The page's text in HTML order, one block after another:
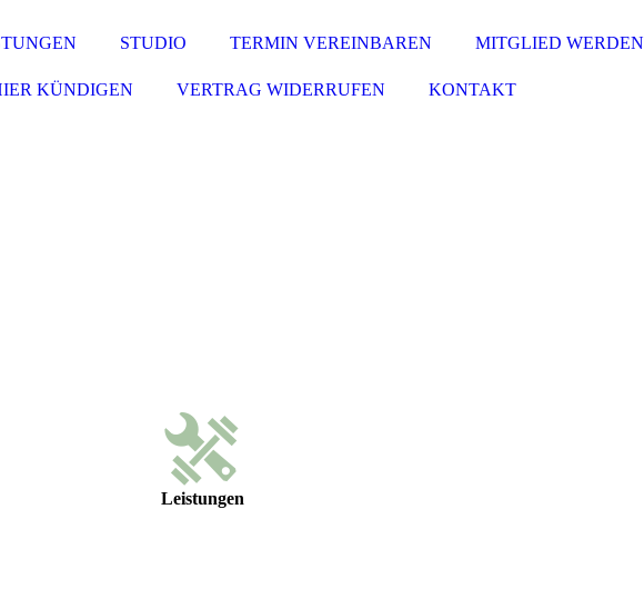
STUDIO TERMIN VEREINBAREN MITGLIED WERDEN
KÜNDIGEN VERTRAG WIDERRUFEN KONTAKT
Leistungen